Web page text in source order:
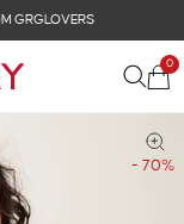
GRGLOVERS
0
- 70%